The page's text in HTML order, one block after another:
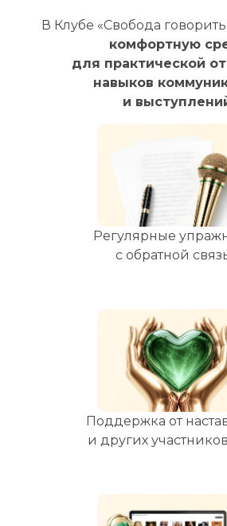
В Клубе «Свобода
комфортную
для практической
навыков
и
Поддержка от
и других
Регулярные
с обратной